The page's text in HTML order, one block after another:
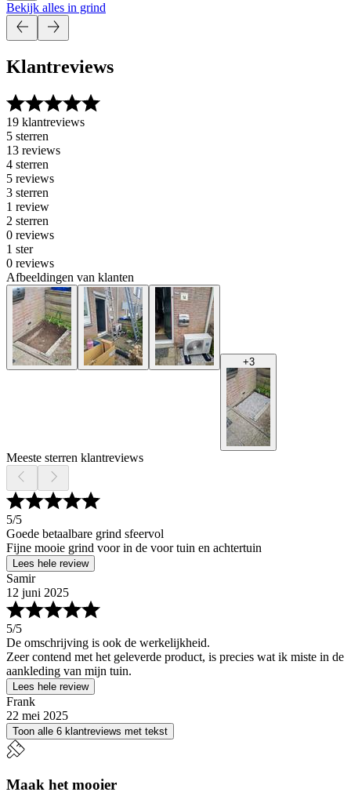
Bekijk alles in grind
Klantreviews
19 klantreviews
5 sterren
13 reviews
4 sterren
5 reviews
3 sterren
1 review
2 sterren
0 reviews
1 ster
0 reviews
Afbeeldingen van klanten
+3
Meeste sterren klantreviews
5/5
Goede betaalbare grind sfeervol
Fijne mooie grind voor in de voor tuin en achtertuin
Lees hele review
Samir
12 juni 2025
5/5
De omschrijving is ook de werkelijkheid.
Zeer contend met het geleverde product, is precies wat ik miste in de
aankleding van mijn tuin.
Lees hele review
Frank
22 mei 2025
Toon alle 6 klantreviews met tekst
Maak het mooier